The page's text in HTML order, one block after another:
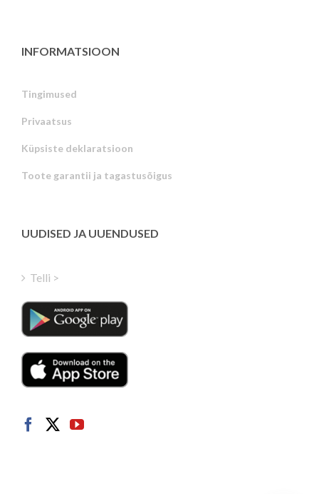
INFORMATSIOON
Tingimused
Privaatsus
Küpsiste deklaratsioon
Toote garantii ja tagastusõigus
UUDISED JA UUENDUSED
Telli >